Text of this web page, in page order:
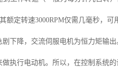
额定转速3000RPM仅需几毫秒，
下降，交流伺服电机为恒力矩输
执行电动机。所以，在控制系统